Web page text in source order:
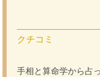
クチコミ
手相と算命学から占